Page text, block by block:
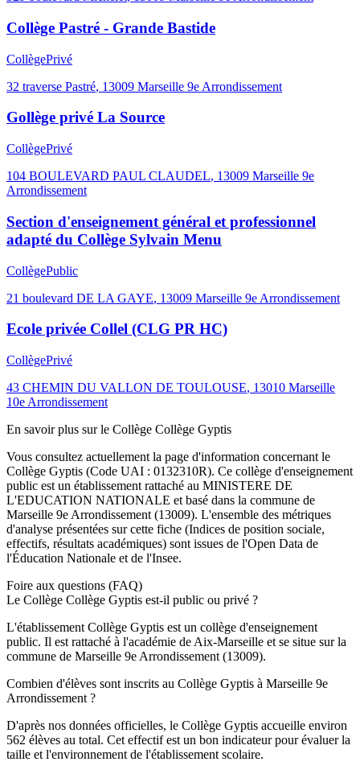
Collège Pastré - Grande Bastide
CollègePrivé
32 traverse Pastré, 13009 Marseille 9e Arrondissement
Gollège privé La Source
CollègePrivé
104 BOULEVARD PAUL CLAUDEL, 13009 Marseille 9e
Arrondissement
Section d'enseignement général et professionnel
adapté du Collège Sylvain Menu
CollègePublic
21 boulevard DE LA GAYE, 13009 Marseille 9e Arrondissement
Ecole privée Collel (CLG PR HC)
CollègePrivé
43 CHEMIN DU VALLON DE TOULOUSE, 13010 Marseille
10e Arrondissement
En savoir plus sur le Collège Collège Gyptis
Vous consultez actuellement la page d'information concernant le
Collège Gyptis (Code UAI : 0132310R). Ce collège d'enseignement
public est un établissement rattaché au MINISTERE DE
L'EDUCATION NATIONALE et basé dans la commune de
Marseille 9e Arrondissement (13009). L'ensemble des métriques
d'analyse présentées sur cette fiche (Indices de position sociale,
effectifs, résultats académiques) sont issues de l'Open Data de
l'Éducation Nationale et de l'Insee.
Foire aux questions (FAQ)
Le Collège Collège Gyptis est-il public ou privé ?
L'établissement Collège Gyptis est un collège d'enseignement
public. Il est rattaché à l'académie de Aix-Marseille et se situe sur la
commune de Marseille 9e Arrondissement (13009).
Combien d'élèves sont inscrits au Collège Gyptis à Marseille 9e
Arrondissement ?
D'après nos données officielles, le Collège Gyptis accueille environ
562 élèves au total. Cet effectif est un bon indicateur pour évaluer la
taille et l'environnement de l'établissement scolaire.